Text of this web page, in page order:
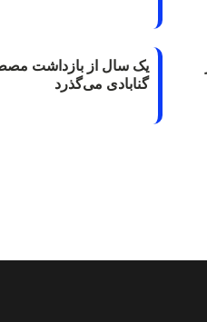
یک سال از بازداشت
گنابادی می‌گذرد